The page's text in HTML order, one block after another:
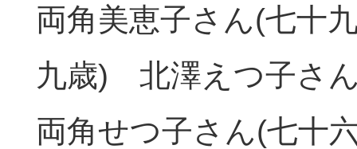
両角美恵子さん(七十
九歳) 北澤えつ子さ
両角せつ子さん(七十